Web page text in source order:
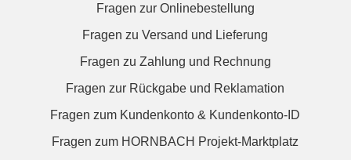
Fragen zur Onlinebestellung
Fragen zu Versand und Lieferung
Fragen zu Zahlung und Rechnung
Fragen zur Rückgabe und Reklamation
Fragen zum Kundenkonto & Kundenkonto-ID
Fragen zum HORNBACH Projekt-Marktplatz